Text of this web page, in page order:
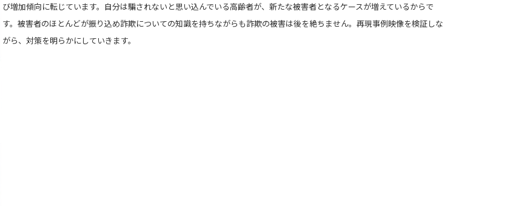
び増加傾向に転じています。自分は騙されないと思い込んでいる高齢者が、新たな被害者となるケースが増えているからで
す。被害者のほとんどが振り込め詐欺についての知識を持ちながらも詐欺の被害は後を絶ちません。再現事例映像を検証しな
がら、対策を明らかにしていきます。